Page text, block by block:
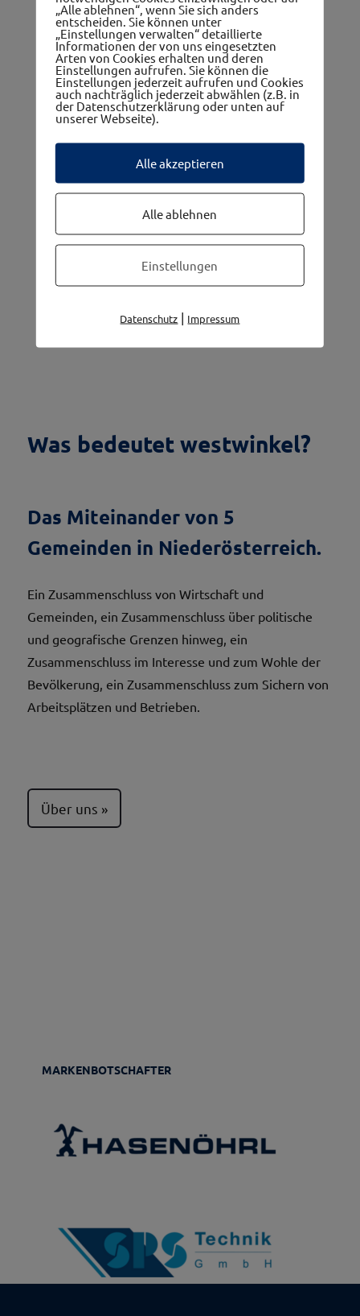
Die 5 Gemeinden im westwinkel
Was bedeutet westwinkel?
Das Miteinander von 5
Gemeinden in Niederösterreich.
Ein Zusammenschluss von Wirtschaft und
Gemeinden, ein Zusammenschluss über politische
und geografische Grenzen hinweg, ein
Zusammenschluss im Interesse und zum Wohle der
Bevölkerung, ein Zusammenschluss zum Sichern von
Arbeitsplätzen und Betrieben.
Über uns
MARKENBOTSCHAFTER
„Alle ablehnen“, wenn Sie sich anders
entscheiden. Sie können unter
„Einstellungen verwalten“ detaillierte
Informationen der von uns eingesetzten
Arten von Cookies erhalten und deren
Einstellungen aufrufen. Sie können die
Einstellungen jederzeit aufrufen und Cookies
auch nachträglich jederzeit abwählen (z.B. in
der Datenschutzerklärung oder unten auf
unserer Webseite).
Alle akzeptieren
Alle ablehnen
Einstellungen
Datenschutz | Impressum